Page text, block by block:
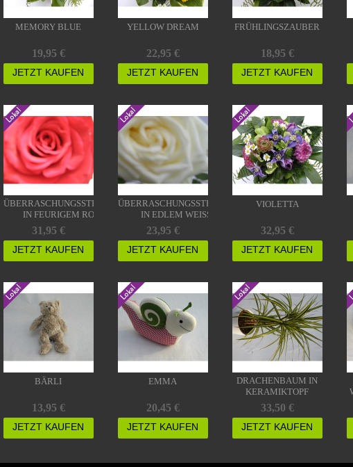
MEMORY BLUE
19,95 €
JETZT KAUFEN
YELLOW DREAM
22,95 €
JETZT KAUFEN
FRÜHLINGSZAUBER
18,95 €
JETZT KAUFEN
ÜBERRASCHUNGSSTRAUSS
IN FEURIGEM ROT
31,95 €
JETZT KAUFEN
ÜBERRASCHUNGSSTRAUSS I
N EDLEM WEISS
23,95 €
JETZT KAUFEN
VIOLETTA
32,95 €
JETZT KAUFEN
BÄRLI
13,95 €
JETZT KAUFEN
EMMA
20,45 €
JETZT KAUFEN
DRACHENBAUM IN
KERAMIKTOPF
33,50 €
JETZT KAUFEN